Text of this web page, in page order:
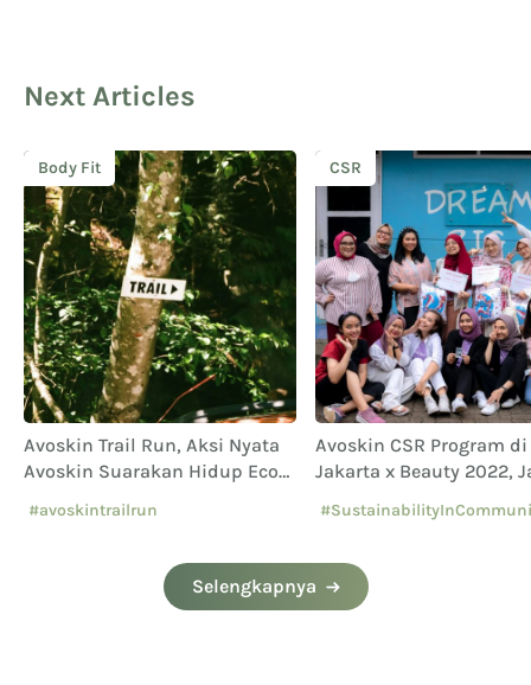
Next Articles
Body Fit
Avoskin Trail Run, Aksi Nyata
Avoskin Suarakan Hidup Eco
#avoskintrailrun
CSR
Avoskin CSR Program di
Jakarta x Beauty 2022,
Selengkapnya